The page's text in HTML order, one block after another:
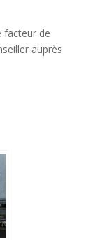
facteur de
auprès